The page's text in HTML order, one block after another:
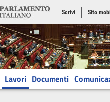
Scrivi Sito
Lavori Documenti